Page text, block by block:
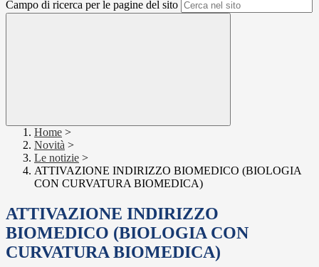
Campo di ricerca per le pagine del sito
Home >
Novità >
Le notizie >
ATTIVAZIONE INDIRIZZO BIOMEDICO (BIOLOGIA
CON CURVATURA BIOMEDICA)
ATTIVAZIONE INDIRIZZO
BIOMEDICO (BIOLOGIA CON
CURVATURA BIOMEDICA)